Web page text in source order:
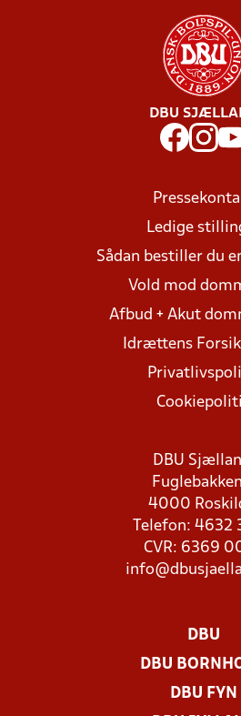
DBU
Ledige
Sådan bestiller du
Vold mod
Afbud + Akut
Idrættens
DBU
4000
Telefon: 4632
CVR: 6369
DBU
DBU
DBU FYN